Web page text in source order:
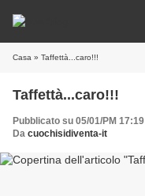
Casa » Taffettà...caro!!!
Taffettà...caro!!!
Pubblicato su 05/01/PM 17:19
Da cuochisidiventa-it